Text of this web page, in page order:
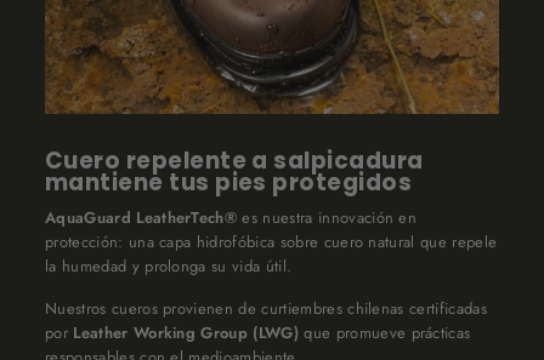
Cuero repelente a salpicadura
mantiene tus pies protegidos
AquaGuard LeatherTech® es nuestra innovación en
protección: una capa hidrofóbica sobre cuero natural que repele
la humedad y prolonga su vida útil.
Nuestros cueros provienen de curtiembres chilenas certificadas
por Leather Working Group (LWG) que promueve prácticas